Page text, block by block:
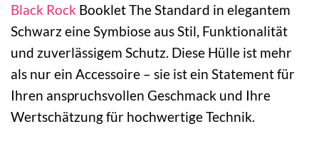
Black Rock Booklet The Standard in elegantem
Schwarz eine Symbiose aus Stil, Funktionalität
und zuverlässigem Schutz. Diese Hülle ist mehr
als nur ein Accessoire – sie ist ein Statement für
Ihren anspruchsvollen Geschmack und Ihre
Wertschätzung für hochwertige Technik.